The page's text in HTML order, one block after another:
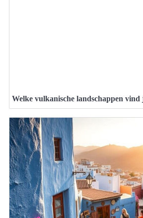
Welke vulkanische landschappen vind